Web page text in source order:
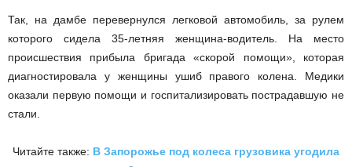
Так, на дамбе перевернулся легковой автомобиль, за рулем
которого сидела 35-летняя женщина-водитель. На место
происшествия прибыла бригада «скорой помощи», которая
диагностировала у женщины ушиб правого колена. Медики
оказали первую помощи и госпитализировать пострадавшую не
стали.
Читайте также: В Запорожье под колеса грузовика угодила